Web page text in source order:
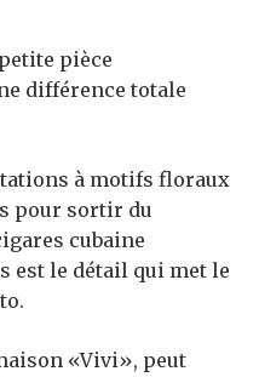
pièce
différence totale
à motifs floraux
pour sortir du
cubaine
est le détail qui met le
«Vivi», peut